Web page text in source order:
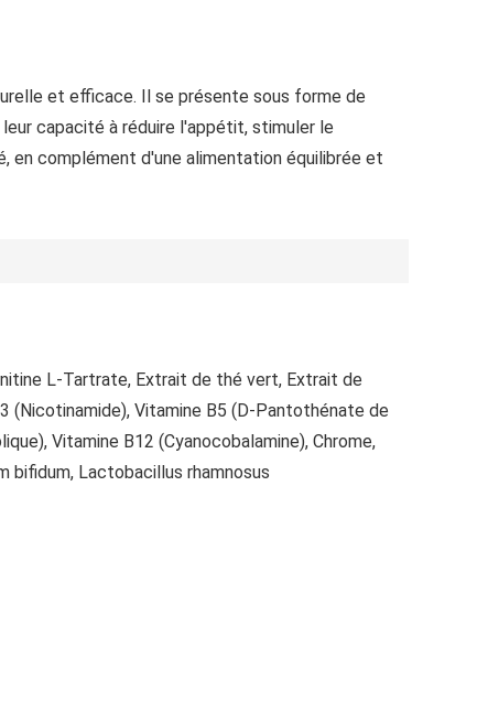
et efficace. Il se présente sous forme de
capacité à réduire l'appétit, stimuler le
en complément d'une alimentation équilibrée et
L-Tartrate, Extrait de thé vert, Extrait de
(Nicotinamide), Vitamine B5 (D-Pantothénate de
Vitamine B12 (Cyanocobalamine), Chrome,
bifidum, Lactobacillus rhamnosus